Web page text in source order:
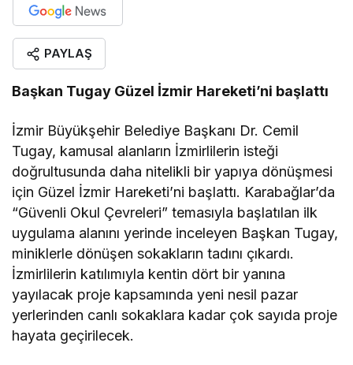
PAYLAŞ
Başkan Tugay Güzel İzmir Hareketi’ni başlattı
İzmir Büyükşehir Belediye Başkanı Dr. Cemil
Tugay, kamusal alanların İzmirlilerin isteği
doğrultusunda daha nitelikli bir yapıya dönüşmesi
için Güzel İzmir Hareketi’ni başlattı. Karabağlar’da
“Güvenli Okul Çevreleri” temasıyla başlatılan ilk
uygulama alanını yerinde inceleyen Başkan Tugay,
miniklerle dönüşen sokakların tadını çıkardı.
İzmirlilerin katılımıyla kentin dört bir yanına
yayılacak proje kapsamında yeni nesil pazar
yerlerinden canlı sokaklara kadar çok sayıda proje
hayata geçirilecek.